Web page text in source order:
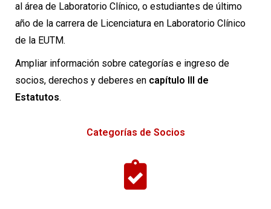
al área de Laboratorio Clínico, o estudiantes de último
año de la carrera de Licenciatura en Laboratorio Clínico
de la EUTM.
Ampliar información sobre categorías e ingreso de
socios, derechos y deberes en capítulo III de
Estatutos.
Categorías de Socios